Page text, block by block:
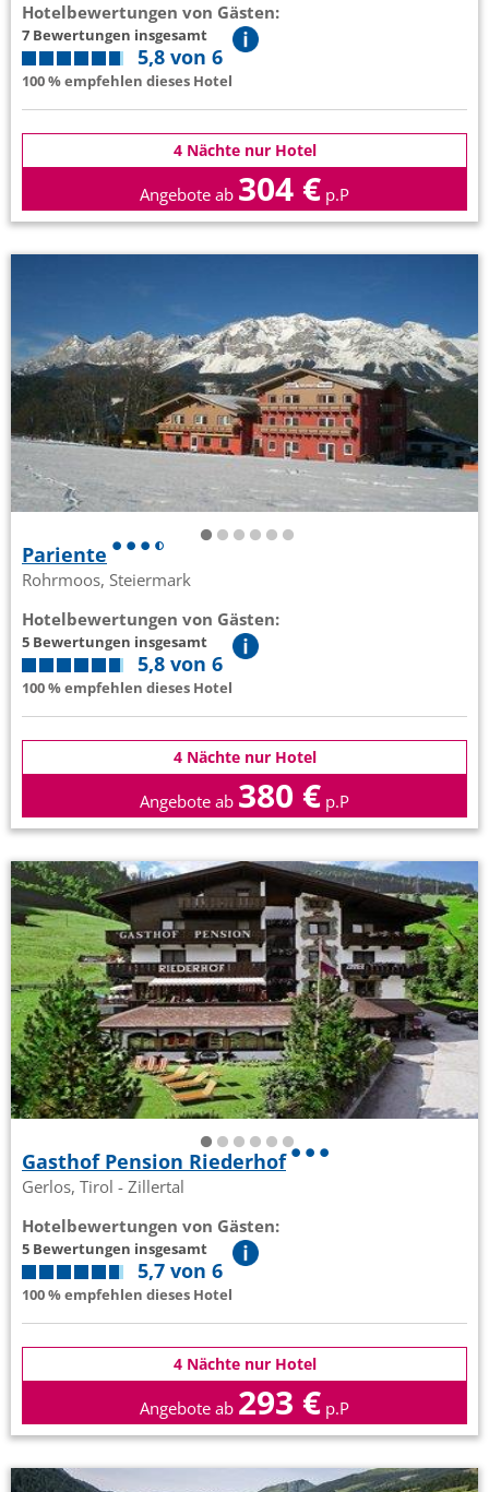
Hotelbewertungen von Gästen:
7 Bewertungen insgesamt
5,8 von 6
100 % empfehlen dieses Hotel
4 Nächte nur Hotel
Angebote ab 304 € p.P
Pariente
Rohrmoos, Steiermark
Hotelbewertungen von Gästen:
5 Bewertungen insgesamt
5,8 von 6
100 % empfehlen dieses Hotel
4 Nächte nur Hotel
Angebote ab 380 € p.P
Gasthof Pension Riederhof
Gerlos, Tirol - Zillertal
Hotelbewertungen von Gästen:
5 Bewertungen insgesamt
5,7 von 6
100 % empfehlen dieses Hotel
4 Nächte nur Hotel
Angebote ab 293 € p.P